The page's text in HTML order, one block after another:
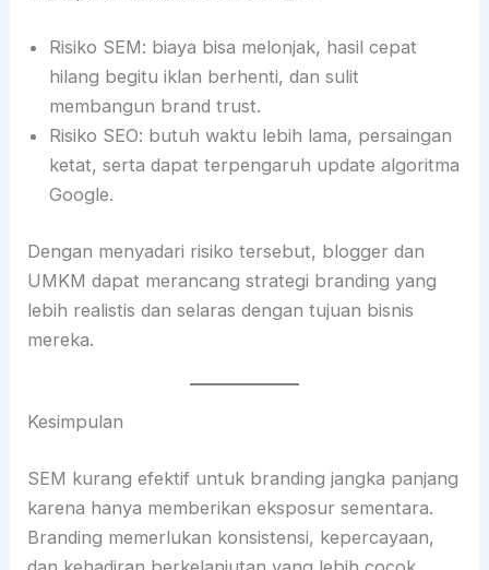
Risiko SEM: biaya bisa melonjak, hasil cepat
hilang begitu iklan berhenti, dan sulit
membangun brand trust.
Risiko SEO: butuh waktu lebih lama, persaingan
ketat, serta dapat terpengaruh update algoritma
Google.
Dengan menyadari risiko tersebut, blogger dan
UMKM dapat merancang strategi branding yang
lebih realistis dan selaras dengan tujuan bisnis
mereka.
Kesimpulan
SEM kurang efektif untuk branding jangka panjang
karena hanya memberikan eksposur sementara.
Branding memerlukan konsistensi, kepercayaan,